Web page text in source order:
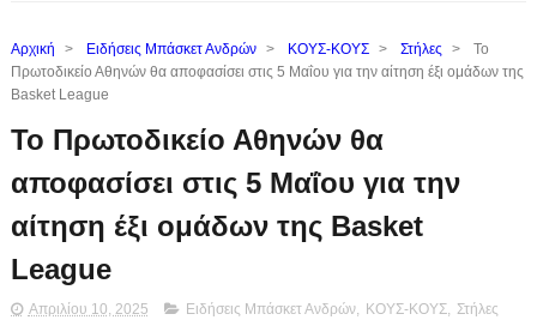
Αρχική > Ειδήσεις Μπάσκετ Ανδρών > ΚΟΥΣ-ΚΟΥΣ > Στήλες >
Το
Πρωτοδικείο Αθηνών θα αποφασίσει στις 5 Μαΐου για την αίτηση έξι ομάδων της
Basket League
Το Πρωτοδικείο Αθηνών θα
αποφασίσει στις 5 Μαΐου για την
αίτηση έξι ομάδων της Basket
League
Απριλίου 10, 2025 Ειδήσεις Μπάσκετ Ανδρών, ΚΟΥΣ-ΚΟΥΣ, Στήλες